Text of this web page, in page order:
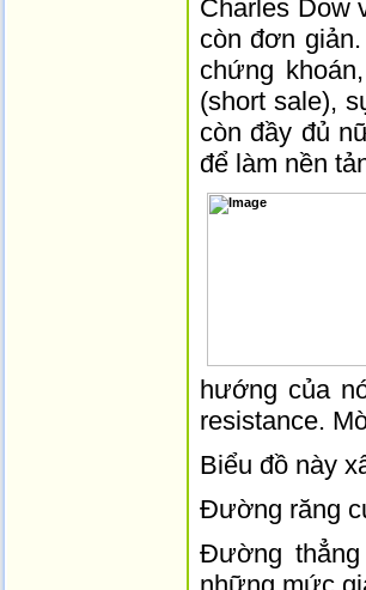
Charles Dow
còn đơn
chứng
(short sale),
còn đầy đủ
để làm nền
hướng của
resistance.
Biểu đồ này
Đường răng
Đường